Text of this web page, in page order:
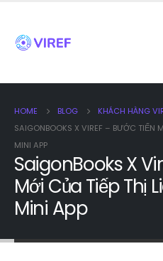
HOME BLOG
KHÁCH HÀNG
SAIGONBOOKS X VIREF – BƯỚC TIẾN
MINI APP
SaigonBooks X
Mới Của Tiếp Thị
Mini App